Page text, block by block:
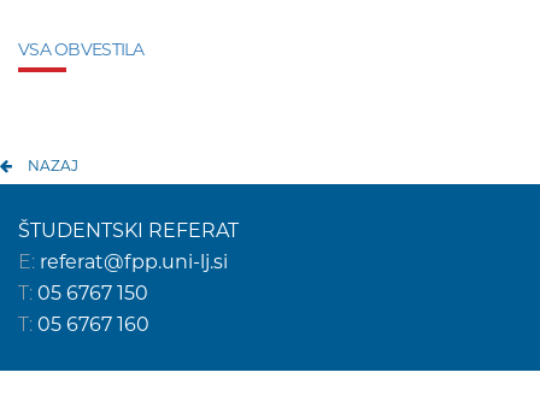
VSA OBVESTILA
NAZAJ
ŠTUDENTSKI REFERAT
E: referat@fpp.uni-lj.si
T: 05 6767 150
T: 05 6767 160